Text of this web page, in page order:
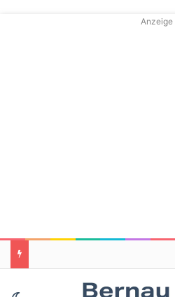
Anzeige